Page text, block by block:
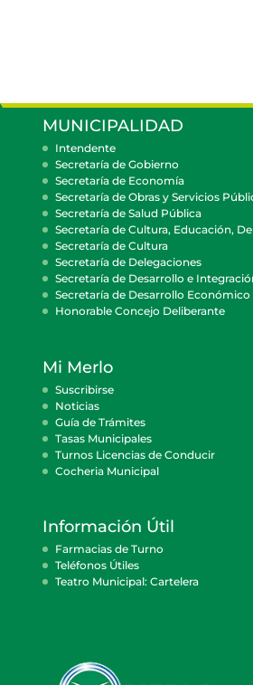
MUNICIPALIDAD
Intendente
Secretaría de Gobierno
Secretaría de Economía
Secretaría de Obras y Servicios
Secretaría de Salud Pública
Secretaría de Cultura, Educación,
Secretaría de Cultura
Secretaría de Delegaciones
Secretaría de Desarrollo e
Secretaría de Desarrollo
Honorable Concejo Deliberante
Mi Merlo
Suscribirse
Noticias
Guía de Trámites
Tasas Municipales
Turnos Licencias de Conducir
Cocheria Municipal
Información Útil
Farmacias de Turno
Teléfonos Útiles
Teatro Municipal: Cartelera